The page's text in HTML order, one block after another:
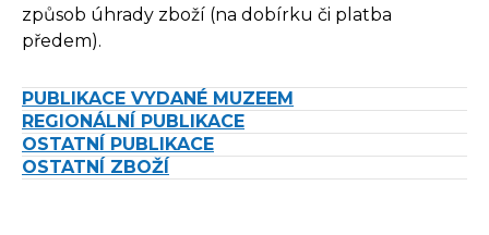
způsob úhrady zboží (na dobírku či platba
předem).
PUBLIKACE VYDANÉ MUZEEM
REGIONÁLNÍ PUBLIKACE
OSTATNÍ PUBLIKACE
OSTATNÍ ZBOŽÍ